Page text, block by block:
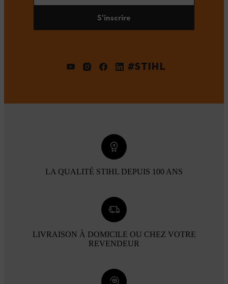
S'inscrire
#STIHL
LA QUALITÉ STIHL DEPUIS 100 ANS
LIVRAISON À DOMICILE OU CHEZ VOTRE
REVENDEUR